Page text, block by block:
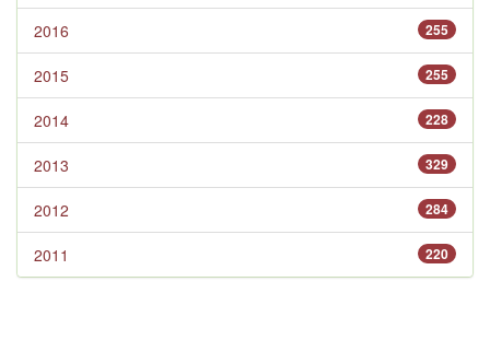
255
2016
255
2015
228
2014
329
2013
284
2012
220
2011